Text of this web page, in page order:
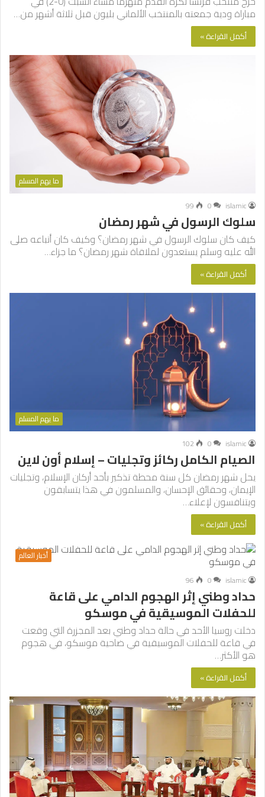
مباراة ودية جمعته بالمنتخب الألماني بليون قبل ثلاثة أشهر من…
أكمل القراءة »
ما يهم المسلم
islamic
0
99
سلوك الرسول في شهر رمضان
كيف كان سلوك الرسول في شهر رمضان؟ وكيف كان أتباعه صلى
الله عليه وسلم يستعدون لملاقاة شهر رمضان؟ ما جزاء…
أكمل القراءة »
ما يهم المسلم
islamic
0
102
الصيام الكامل ركائز وتجليات – إسلام أون لاين
يحل شهر رمضان كل سنة محطة تذكير بأحد أركان الإسلام، وتجليات
الإيمان، وحقائق الإحسان، والمسلمون في هذا يتسابقون
ويتنافسون لإعلاء…
أكمل القراءة »
أخبار العالم
islamic
0
96
حداد وطني إثر الهجوم الدامي على قاعة
للحفلات الموسيقية في موسكو
دخلت روسيا الأحد في حالة حداد وطني بعد المجزرة التي وقعت
في قاعة للحفلات الموسيقية في ضاحية موسكو، في هجوم
هو الأكثر…
أكمل القراءة »